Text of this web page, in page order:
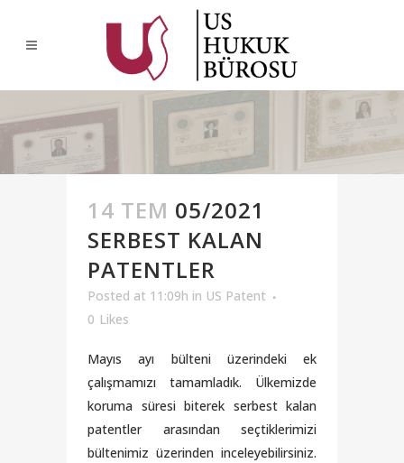
14 TEM 05/2021
SERBEST KALAN
PATENTLER
Posted at 11:09h in US Patent
0 Likes
Mayıs ayı bülteni üzerindeki ek
çalışmamızı tamamladık. Ülkemizde
koruma süresi biterek serbest kalan
patentler arasından seçtiklerimizi
bültenimiz üzerinden inceleyebilirsiniz.